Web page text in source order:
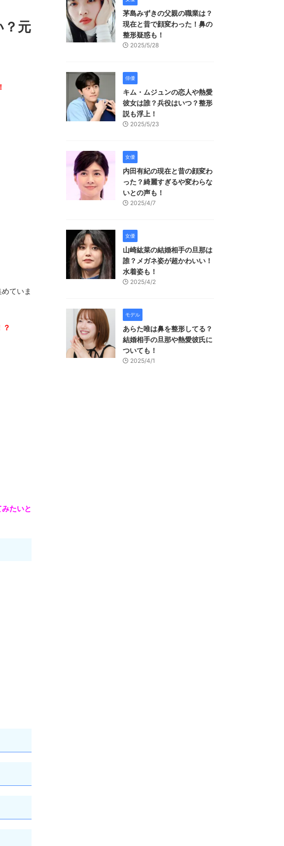
？元
ていま
？
たいと
茅島みずきの父親の職業は？
現在と昔で顔変わった！鼻の
整形疑惑も！
2025/5/28
俳優
キム・ムジュンの恋人や熱愛
彼女は誰？兵役はいつ？整形
説も浮上！
2025/5/23
女優
内田有紀の現在と昔の顔変わ
った？綺麗すぎるや変わらな
いとの声も！
2025/4/7
女優
山崎紘菜の結婚相手の旦那は
誰？メガネ姿が超かわいい！
水着姿も！
2025/4/2
モデル
あらた唯は鼻を整形してる？
結婚相手の旦那や熱愛彼氏に
ついても！
2025/4/1